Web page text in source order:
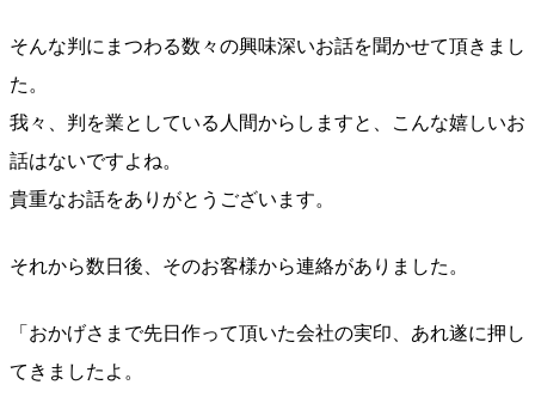
そんな判にまつわる数々の興味深いお話を聞かせて頂きまし
た。
我々、判を業としている人間からしますと、こんな嬉しいお
話はないですよね。
貴重なお話をありがとうございます。
それから数日後、そのお客様から連絡がありました。
「おかげさまで先日作って頂いた会社の実印、あれ遂に押し
てきましたよ。